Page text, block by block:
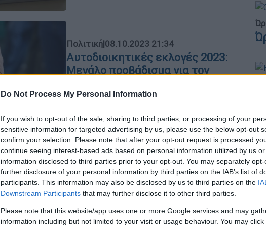
Do Not Process My Personal Information
If you wish to opt-out of the sale, sharing to third parties, or processing of your
sensitive information for targeted advertising by us, please use the below opt-out
confirm your selection. Please note that after your opt-out request is processed
continue seeing interest-based ads based on personal information utilized by us
information disclosed to third parties prior to your opt-out. You may separately
further disclosure of your personal information by third parties on the IAB’s list of
participants. This information may also be disclosed by us to third parties on the
Downstream Participants that may further disclose it to other third parties.
Please note that this website/app uses one or more Google services and may
information including but not limited to your visit or usage behaviour. You may
Πολιτική|08.10.2023 21:34
Αυτοδιοικητικές εκλογές 2023:
Μεγάλο προβάδισμα για τον
Οι κάλπες των δημοτικών εκλογών
έκλεισαν - Αυτά είναι τα
αποτελέσματα στην Πάτρα
Ελλάδα|26.05.2023 17:09
Καρναβάλι Πάτρας: Αποζημίωση
300.000 ευρώ σε 20χρονο που
τυφλώθηκε από ελαττωματικά